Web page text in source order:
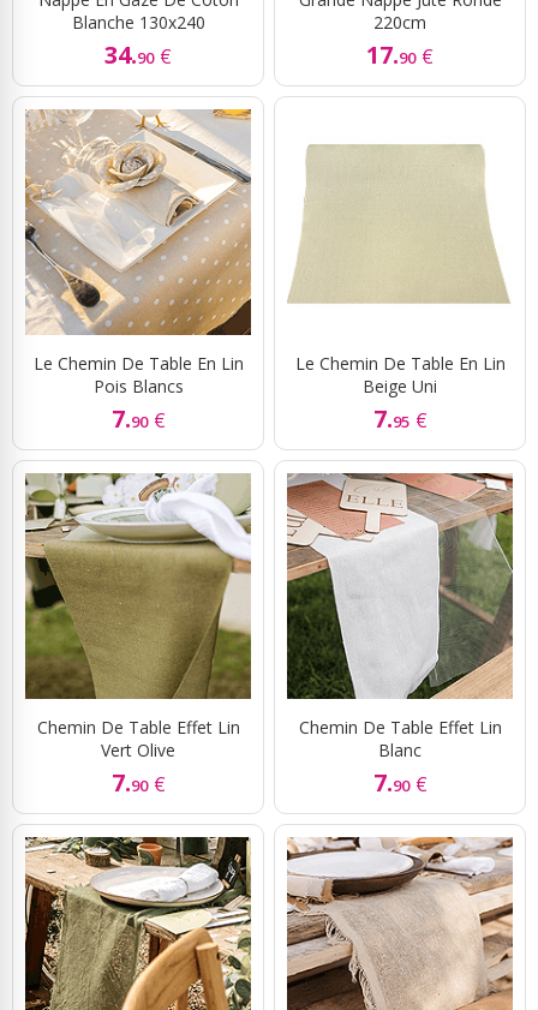
Blanche 130x240
34.90 €
220cm
17.90 €
Le Chemin De Table En Lin
Pois Blancs
7.90 €
Le Chemin De Table En Lin
Beige Uni
7.95 €
Chemin De Table Effet Lin
Vert Olive
7.90 €
Chemin De Table Effet Lin
Blanc
7.90 €